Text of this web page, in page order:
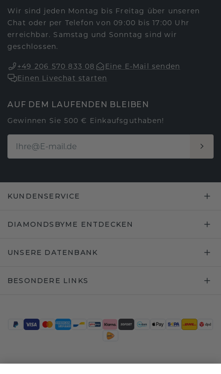
Wir sind jeden Montag bis Freitag über unseren
Chat oder per Telefon von 09:00 bis 17:00 Uhr
erreichbar. Samstag und Sonntag sind wir
geschlossen.
+49 206 570 833 08
Eine E-Mail senden
Einen Livechat starten
AUF DEM LAUFENDEN BLEIBEN
Gewinnen Sie 500 € Einkaufsguthaben!
KUNDENSERVICE
DIAMONDSBYME ENTDECKEN
UNSERE DATENBANK
BESONDERE LINKS